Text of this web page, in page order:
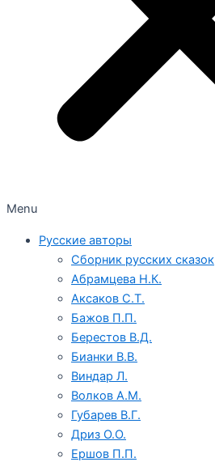
Menu
Русские авторы
Сборник русских сказок
Абрамцева Н.К.
Аксаков С.Т.
Бажов П.П.
Берестов В.Д.
Бианки В.В.
Виндар Л.
Волков А.М.
Губарев В.Г.
Дриз О.О.
Ершов П.П.